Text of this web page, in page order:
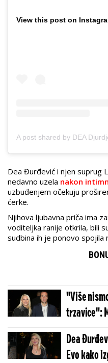
View this post on
Dea Đurđević i njen suprug
nedavno uzela nakon
uzbuđenjem očekuju
ćerke.
Njihova ljubavna priča ima
voditeljka ranije otkrila, bili
sudbina ih je ponovo spojila
"Više
trzavice":
trudnoj Dei
Dea
Evo kako